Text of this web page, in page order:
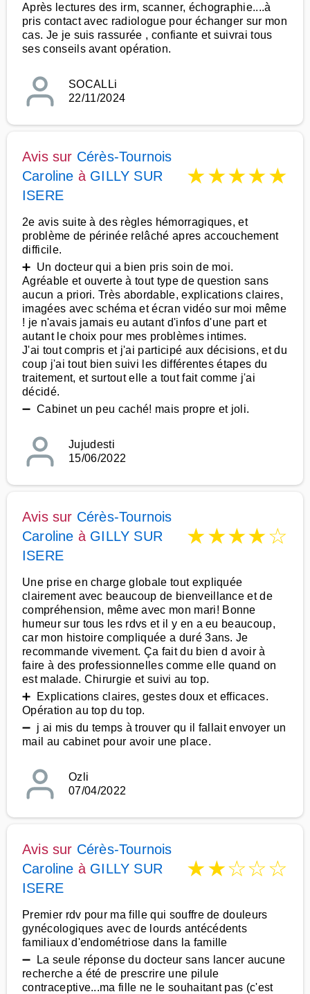
Après lectures des irm, scanner, échographie....à
pris contact avec radiologue pour échanger sur mon
cas. Je je suis rassurée , confiante et suivrai tous
ses conseils avant opération.
SOCALLi
22/11/2024
Avis sur Cérès-Tournois
Caroline à GILLY SUR
ISERE
★★★★★
2e avis suite à des règles hémorragiques, et
problème de périnée relâché apres accouchement
difficile.
➕ Un docteur qui a bien pris soin de moi.
Agréable et ouverte à tout type de question sans
aucun a priori. Très abordable, explications claires,
imagées avec schéma et écran vidéo sur moi même
! je n'avais jamais eu autant d'infos d'une part et
autant le choix pour mes problèmes intimes.
J'ai tout compris et j'ai participé aux décisions, et du
coup j'ai tout bien suivi les différentes étapes du
traitement, et surtout elle a tout fait comme j'ai
décidé.
➖ Cabinet un peu caché! mais propre et joli.
Jujudesti
15/06/2022
Avis sur Cérès-Tournois
Caroline à GILLY SUR
ISERE
★★★★☆
Une prise en charge globale tout expliquée
clairement avec beaucoup de bienveillance et de
compréhension, même avec mon mari! Bonne
humeur sur tous les rdvs et il y en a eu beaucoup,
car mon histoire compliquée a duré 3ans. Je
recommande vivement. Ça fait du bien d avoir à
faire à des professionnelles comme elle quand on
est malade. Chirurgie et suivi au top.
➕ Explications claires, gestes doux et efficaces.
Opération au top du top.
➖ j ai mis du temps à trouver qu il fallait envoyer un
mail au cabinet pour avoir une place.
Ozli
07/04/2022
Avis sur Cérès-Tournois
Caroline à GILLY SUR
ISERE
★★☆☆☆
Premier rdv pour ma fille qui souffre de douleurs
gynécologiques avec de lourds antécédents
familiaux d'endométriose dans la famille
➖ La seule réponse du docteur sans lancer aucune
recherche a été de prescrire une pilule
contraceptive...ma fille ne le souhaitant pas (c'est